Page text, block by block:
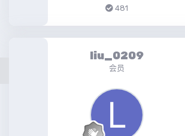
481
liu_0209
会员